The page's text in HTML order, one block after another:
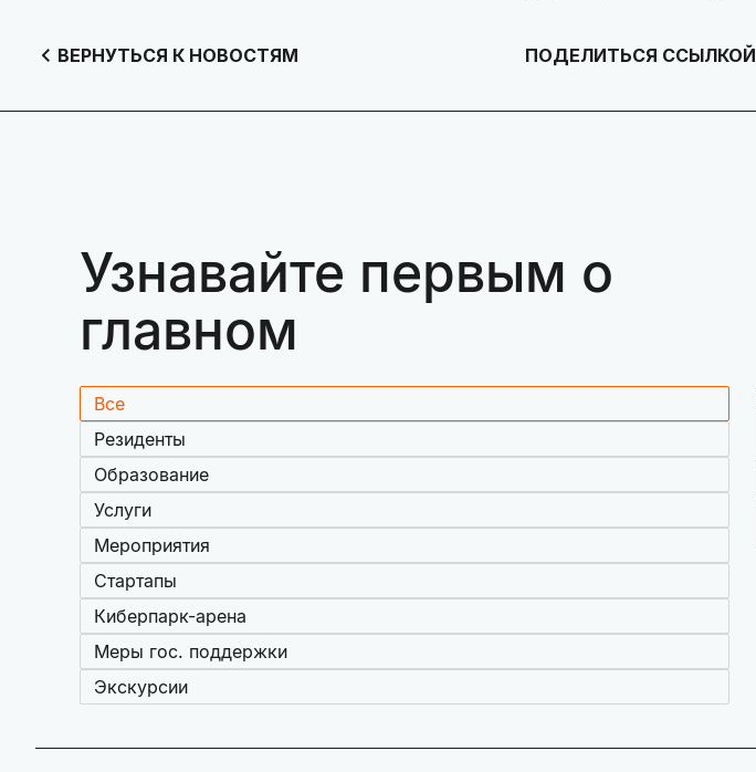
ВЕРНУТЬСЯ К НОВОСТЯМ ПОДЕЛИТЬСЯ ССЫЛКОЙ
Узнавайте первым о
главном
Все
Резиденты
Образование
Услуги
Мероприятия
Стартапы
Киберпарк-арена
Меры гос. поддержки
Экскурсии